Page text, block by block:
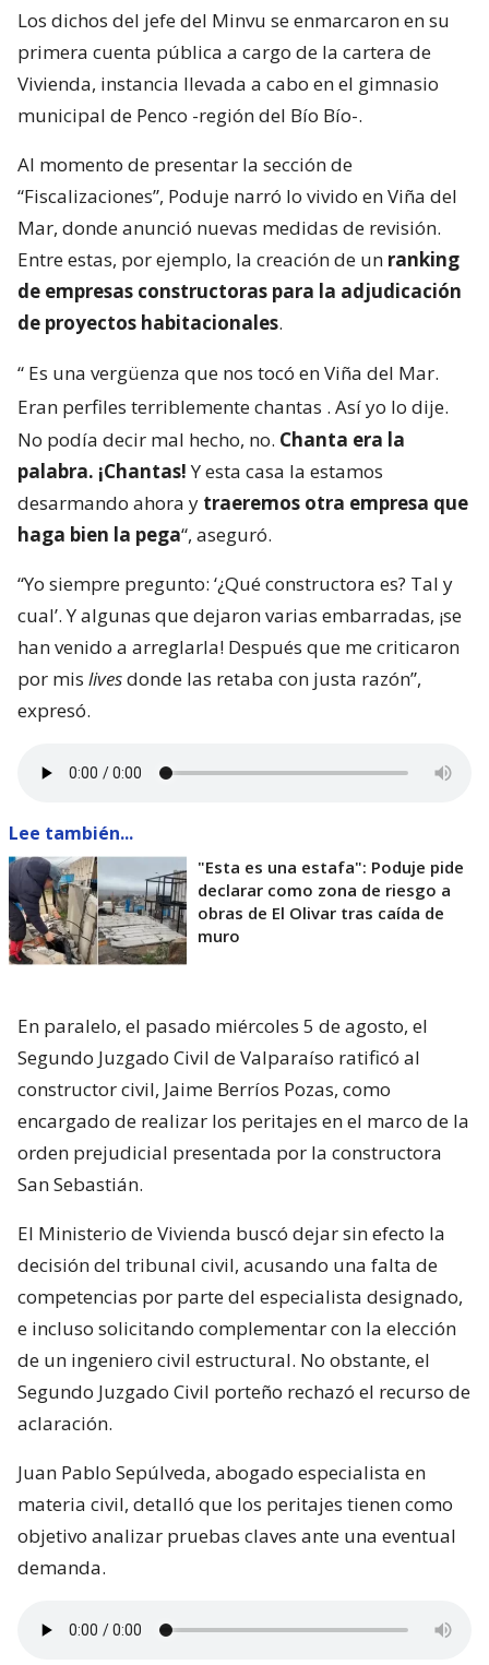
Los dichos del jefe del Minvu se enmarcaron en su
primera cuenta pública a cargo de la cartera de
Vivienda, instancia llevada a cabo en el gimnasio
municipal de Penco -región del Bío Bío-.
Al momento de presentar la sección de
“Fiscalizaciones”, Poduje narró lo vivido en Viña del
Mar, donde anunció nuevas medidas de revisión.
Entre estas, por ejemplo, la creación de un ranking
de empresas constructoras para la adjudicación
de proyectos habitacionales.
“ Es una vergüenza que nos tocó en Viña del Mar.
Eran perfiles terriblemente chantas . Así yo lo dije.
No podía decir mal hecho, no. Chanta era la
palabra. ¡Chantas!Y esta casa la estamos
desarmando ahora y traeremos otra empresa que
haga bien la pega“, aseguró.
“Yo siempre pregunto: ‘¿Qué constructora es? Tal y
cual’. Y algunas que dejaron varias embarradas, ¡se
han venido a arreglarla! Después que me criticaron
por mis livesdonde las retaba con justa razón”,
expresó.
Lee también...
"Esta es una estafa": Poduje pide
declarar como zona de riesgo a
obras de El Olivar tras caída de
muro
En paralelo, el pasado miércoles 5 de agosto, el
Segundo Juzgado Civil de Valparaíso ratificó al
constructor civil, Jaime Berríos Pozas, como
encargado de realizar los peritajes en el marco de la
orden prejudicial presentada por la constructora
San Sebastián.
El Ministerio de Vivienda buscó dejar sin efecto la
decisión del tribunal civil, acusando una falta de
competencias por parte del especialista designado,
e incluso solicitando complementar con la elección
de un ingeniero civil estructural. No obstante, el
Segundo Juzgado Civil porteño rechazó el recurso de
aclaración.
Juan Pablo Sepúlveda, abogado especialista en
materia civil, detalló que los peritajes tienen como
objetivo analizar pruebas claves ante una eventual
demanda.